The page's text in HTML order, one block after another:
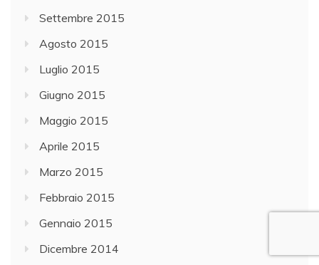
Settembre 2015
Agosto 2015
Luglio 2015
Giugno 2015
Maggio 2015
Aprile 2015
Marzo 2015
Febbraio 2015
Gennaio 2015
Dicembre 2014